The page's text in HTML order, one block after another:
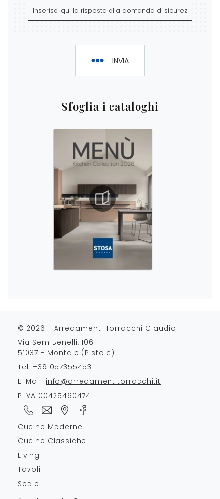
Sfoglia i cataloghi
INVIA
© 2026 - Arredamenti Torracchi Claudio
Via Sem Benelli, 106
51037 - Montale (Pistoia)
Tel. +39 057355453
E-Mail. info@arredamentitorracchi.it
P.IVA 00425460474
Cucine Moderne
Cucine Classiche
Living
Tavoli
Sedie